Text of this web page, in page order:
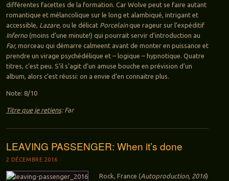
différentes facettes de la formation. Car Wolve peut se faire autant
romantique et mélancolique sur le long et alambiqué, intrigant et
accessible, Lazare,ou le délicat Porcelainque rageur sur l’expéditif
Inferno(moins d’une minute!) qui pourrait servir d’introduction au
Far,morceau qui démarre calmeent avant de monter en puissance et
prendre un virage psychédélique et – logique – hypnotique. Quatre
titres, c’est peu. S’il s’agit d’un amuse bouche en prévision d’un
album, alors c’est réussi: on a envie d’en connaitre plus.
Note: 8/10
Titre que je retiens: Far
LEAVING PASSENGER: When it’s done
2 DÉCEMBRE 2016
Rock, France (Autoproduction, 2016)